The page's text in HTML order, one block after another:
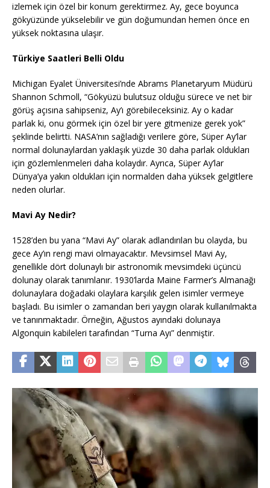
izlemek için özel bir konum gerektirmez. Ay, gece boyunca
gökyüzünde yükselebilir ve gün doğumundan hemen önce en
yüksek noktasına ulaşır.
Türkiye Saatleri Belli Oldu
Michigan Eyalet Üniversitesi’nde Abrams Planetaryum Müdürü
Shannon Schmoll, “Gökyüzü bulutsuz olduğu sürece ve net bir
görüş açısına sahipseniz, Ay’ı görebileceksiniz. Ay o kadar
parlak ki, onu görmek için özel bir yere gitmenize gerek yok”
şeklinde belirtti. NASA’nın sağladığı verilere göre, Süper Ay’lar
normal dolunaylardan yaklaşık yüzde 30 daha parlak oldukları
için gözlemlenmeleri daha kolaydır. Ayrıca, Süper Ay’lar
Dünya’ya yakın oldukları için normalden daha yüksek gelgitlere
neden olurlar.
Mavi Ay Nedir?
1528’den bu yana “Mavi Ay” olarak adlandırılan bu olayda, bu
gece Ay’ın rengi mavi olmayacaktır. Mevsimsel Mavi Ay,
genellikle dört dolunaylı bir astronomik mevsimdeki üçüncü
dolunay olarak tanımlanır. 1930’larda Maine Farmer’s Almanağı
dolunaylara doğadaki olaylara karşılık gelen isimler vermeye
başladı. Bu isimler o zamandan beri yaygın olarak kullanılmakta
ve tanınmaktadır. Örneğin, Ağustos ayındaki dolunaya
Algonquin kabileleri tarafından “Turna Ayı” denmiştir.